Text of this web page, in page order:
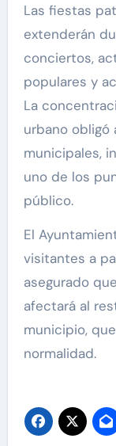
Las fiestas
extenderán
conciertos,
populares y
La
urbano obligó
municipales,
uno de los
público.
El
visitantes a
asegurado
afectará al
municipio,
normalidad.